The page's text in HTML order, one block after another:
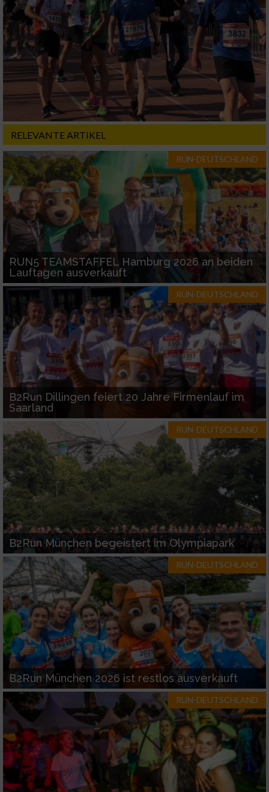
RELEVANTE ARTIKEL
RUN-DEUTSCHLAND
RUN5 TEAMSTAFFEL Hamburg 2026 an beiden
Lauftagen ausverkauft
RUN-DEUTSCHLAND
B2Run Dillingen feiert 20 Jahre Firmenlauf im
Saarland
RUN-DEUTSCHLAND
B2Run München begeistert im Olympiapark
RUN-DEUTSCHLAND
B2Run München 2026 ist restlos ausverkauft
RUN-DEUTSCHLAND